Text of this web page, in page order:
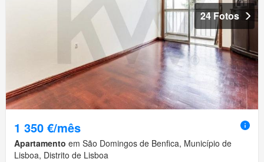
24 Fotos
1 350 €/mês
Apartamento em São Domingos de Benfica, Município de
Lisboa, Distrito de Lisboa